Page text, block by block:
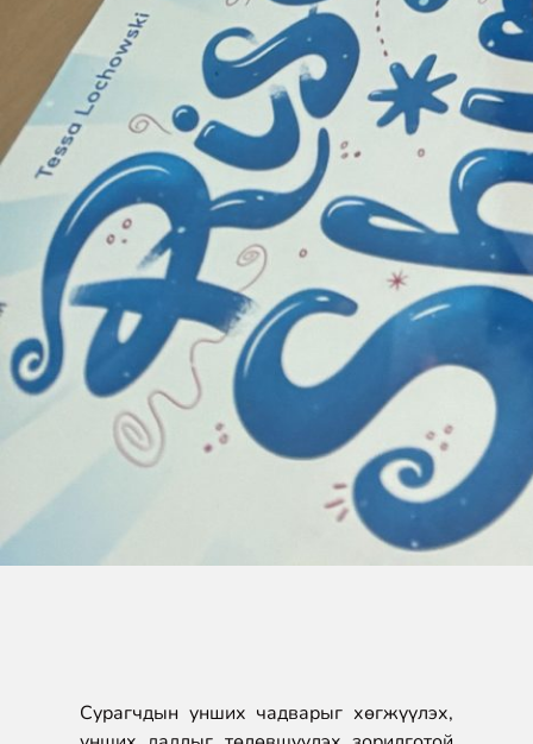
Сурагчдын унших чадварыг хөгжүүлэх,